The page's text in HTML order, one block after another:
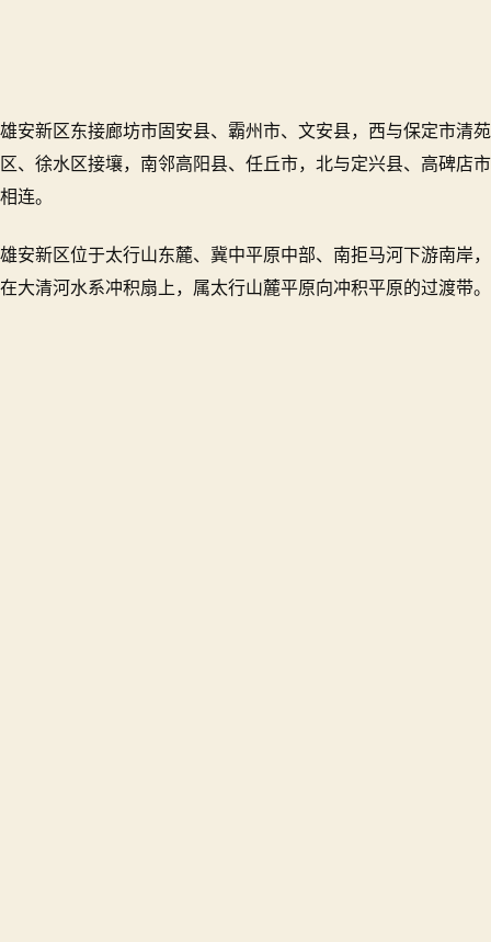
雄安新区东接廊坊市固安县、霸州市、文安县，西与保定市清苑
区、徐水区接壤，南邻高阳县、任丘市，北与定兴县、高碑店市
相连。
雄安新区位于太行山东麓、冀中平原中部、南拒马河下游南岸，
在大清河水系冲积扇上，属太行山麓平原向冲积平原的过渡带。